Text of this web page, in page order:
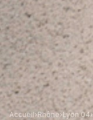
Accueil›Rhône›Lyon 04›